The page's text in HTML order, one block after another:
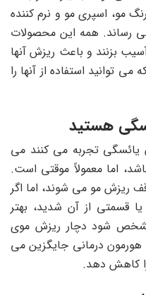
مو، اسپری مو و نرم کننده
رساند. همه این محصولات
بزنند و باعث ریزش آنها
توانید استفاده از آنها را
هستید
یائسگی تجربه می‌ کنند می‌
اما معمولاً موقتی است.
ماه متوجه توقف ریزش مو می شوند، اما اگر
قسمتی از آن شدید، بهتر
شود دچار ریزش موی
هورمون درمانی جایگزین می
کاهش دهد.